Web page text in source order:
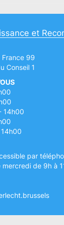
et
France 99
Conseil 1
14h00
par
de 9h à